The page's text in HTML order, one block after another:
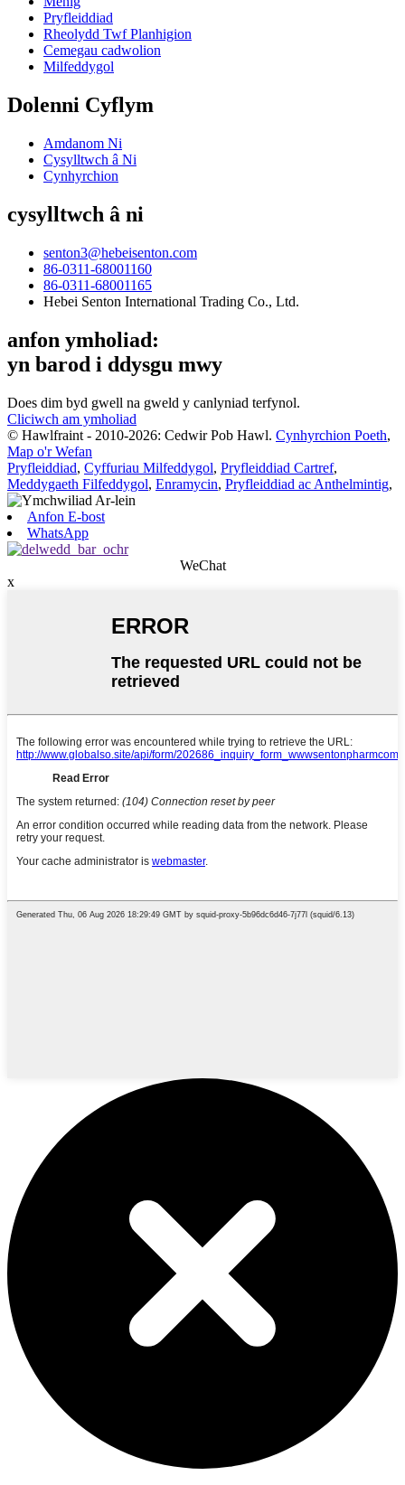
Pryfleiddiad
Rheolydd Twf Planhigion
Cemegau cadwolion
Milfeddygol
Dolenni Cyflym
Amdanom Ni
Cysylltwch â Ni
Cynhyrchion
cysylltwch â ni
senton3@hebeisenton.com
86-0311-68001160
86-0311-68001165
Hebei Senton International Trading Co., Ltd.
anfon ymholiad:
yn barod i ddysgu mwy
Does dim byd gwell na gweld y canlyniad terfynol.
Cliciwch am ymholiad
© Hawlfraint - 2010-2026: Cedwir Pob Hawl. Cynhyrchion Poeth,
Map o'r Wefan
Pryfleiddiad, Cyffuriau Milfeddygol, Pryfleiddiad Cartref,
Meddygaeth Filfeddygol, Enramycin, Pryfleiddiad ac Anthelmintig,
Anfon E-bost
WhatsApp
WeChat
x